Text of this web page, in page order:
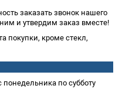
заказать звонок нашего
и утвердим заказ вместе!
покупки, кроме стекл,
по субботу